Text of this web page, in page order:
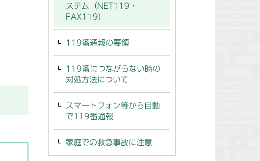
ステム（NET119・
FAX119）
119番通報の要領
119番につながらない時の
対処方法について
スマートフォン等から自動
で119番通報
家庭での救急事故に注意